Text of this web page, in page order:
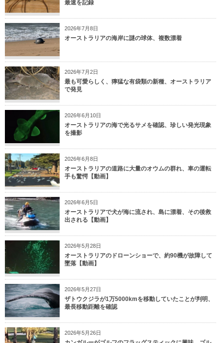
最速を記録
2026年7月8日
オーストラリアの海岸に謎の球体、複数漂着
2026年7月2日
最も可愛らしく、獰猛な有袋類の新種、オーストラリア
で発見
2026年6月10日
オーストラリアの海で光るサメを確認、珍しい発光現象
を撮影
2026年6月8日
オーストラリアの道路に大量のオウムの群れ、車の運転
手も驚愕【動画】
2026年6月5日
オーストラリアで犬が海に流され、島に漂着、その後救
出される【動画】
2026年5月28日
オーストラリアのドローンショーで、約90機が故障して
墜落【動画】
2026年5月27日
ザトウクジラが1万5000kmを移動していたことが判明、
最長移動距離を確認
2026年5月26日